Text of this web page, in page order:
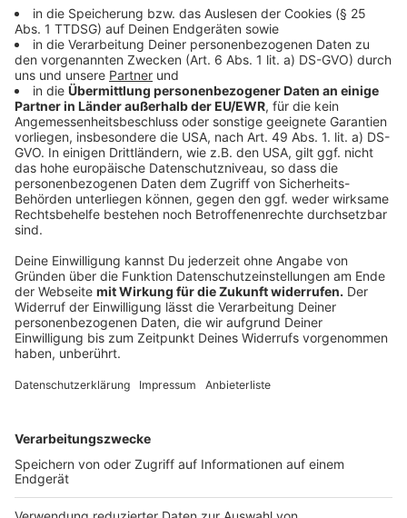
Die Empfangshalle und die Ladenpassagen.
Sämtliche Bahnsteige.
Alle Zuwege, die zum Bahnhof führen.
Was bleibt weiterhin erlaubt?Trotz des neuen
Verbots gibt es Ausnahmen für Reisende und Kunden:
Verschlossene alkoholische Getränke dürfen nach
einem Einkauf im Bahnhof weiterhin mitgenommen
werden.
In den Restaurants innerhalb des Bahnhofs bleibt
Wenn Ihr Alkohol kauft, um ihn erst im Zug zu
trinken, ist das Mitführen ebenfalls erlaubt.
Wichtige Ausnahme:Nach Informationen der
Rheinischen Post gilt das Verbot ausschließlich für
das Bahnhofsgebäude und die Gleisanlagen. Auf dem
Bahnhofsvorplatz(Konrad-Adenauer-Platz) ist das
Welche Konsequenzen drohen bei Verstößen?Das
Sicherheitspersonal der Bahn kontrolliert die